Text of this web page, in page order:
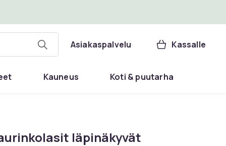
Asiakaspalvelu Kassalle
Kauneus Koti & puutarha
läpinäkyvät